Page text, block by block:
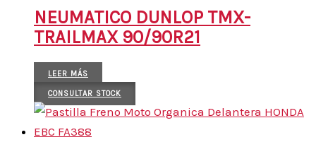
NEUMATICO DUNLOP TMX-
TRAILMAX 90/90R21
LEER MÁS
CONSULTAR STOCK